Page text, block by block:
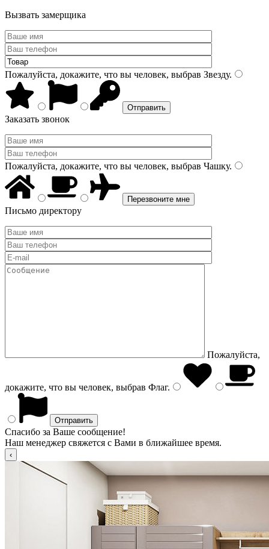
Вызвать замерщика
Пожалуйста, докажите, что вы человек, выбрав Звезду.
Заказать звонок
Пожалуйста, докажите, что вы человек, выбрав Чашку.
Письмо директору
Пожалуйста,
докажите, что вы человек, выбрав Флаг.
Спасибо за Ваше сообщение!
Наш менеджер свяжется с Вами в ближайшее время.